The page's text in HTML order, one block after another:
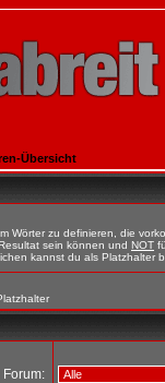
Übersicht
Wörter zu definieren, die
sein können und NOT
kannst du als Platzhalter
Forum: